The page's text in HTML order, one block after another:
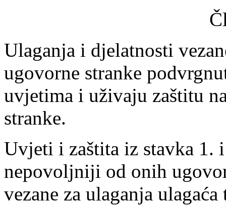
Ulaganja i djelatnosti
ugovorne stranke
uvjetima i uživaju zaštitu
stranke.
Uvjeti i zaštita iz stavka 1.
nepovoljniji od onih
vezane za ulaganja ulagaća